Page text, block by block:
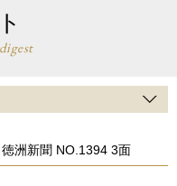
洲新聞 NO.1394 3面